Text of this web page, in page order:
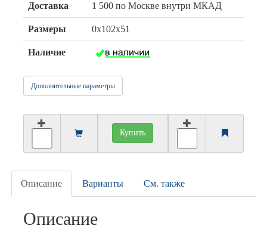
Доставка 1 500 по Москве внутри МКАД
Размеры 0х102х51
Наличие
Дополнительные параметры
Купить
Описание Варианты См. также
Описание